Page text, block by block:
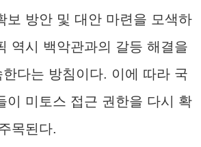
보 방안 및 대안 마련을 모색하
역시 백악관과의 갈등 해결을
다는 방침이다. 이에 따라 국
이 미토스 접근 권한을 다시 확
목된다.